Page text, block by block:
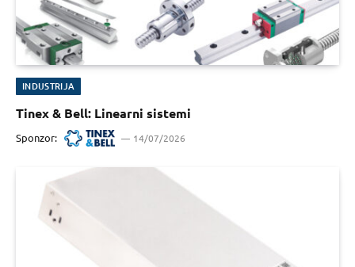
INDUSTRIJA
Tinex & Bell: Linearni sistemi
Sponzor: 14/07/2026